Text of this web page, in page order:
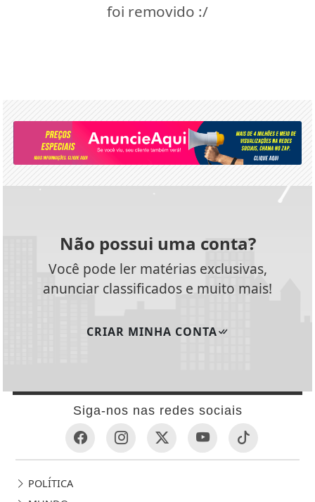
foi removido :/
Não possui uma conta?
Você pode ler matérias exclusivas,
anunciar classificados e muito mais!
CRIAR MINHA CONTA
Siga-nos nas redes sociais
POLÍTICA